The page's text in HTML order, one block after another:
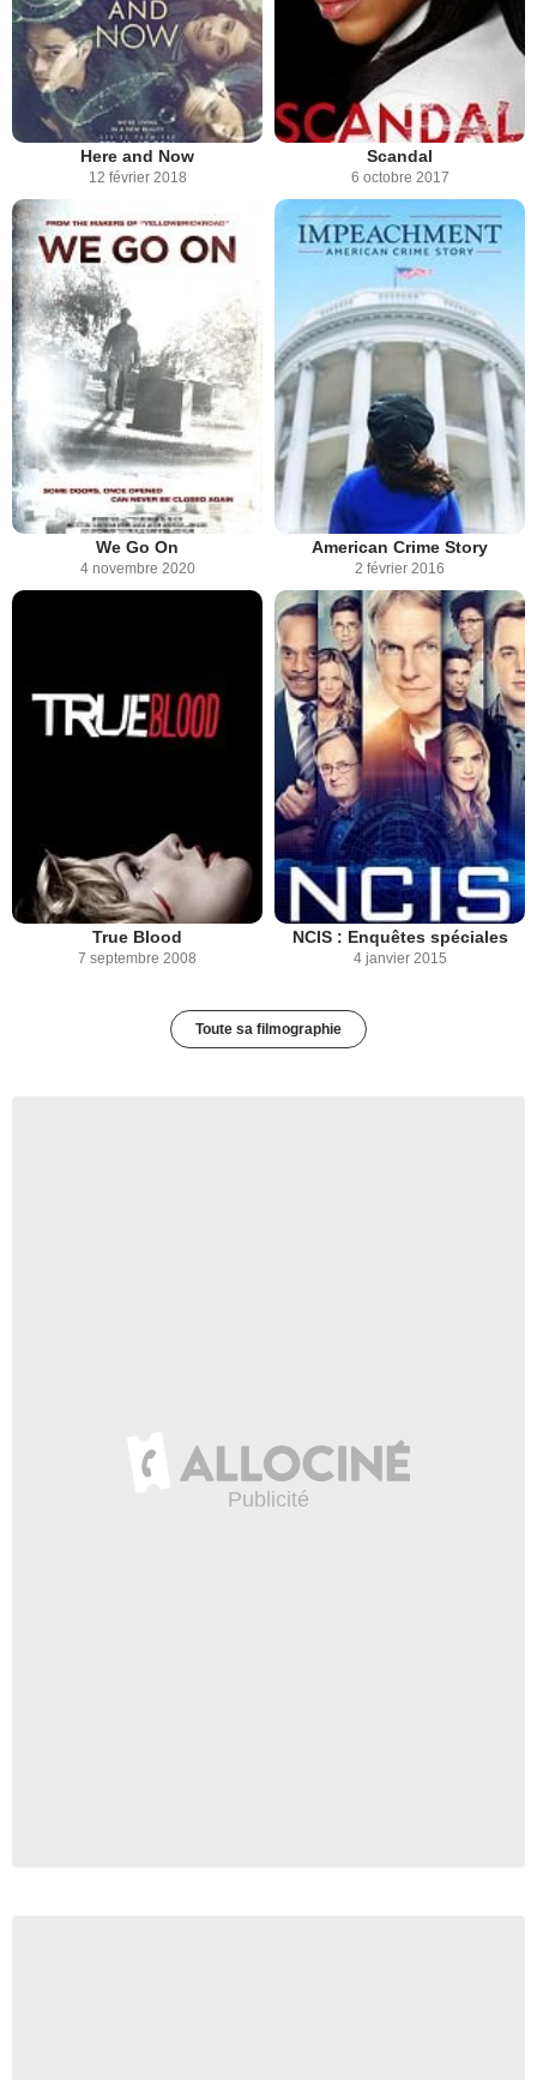
Here and Now
12 février 2018
Scandal
6 octobre 2017
We Go On
4 novembre 2020
American Crime Story
2 février 2016
True Blood
7 septembre 2008
NCIS : Enquêtes spéciales
4 janvier 2015
Toute sa filmographie